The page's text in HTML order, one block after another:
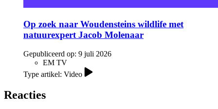
Op zoek naar Woudensteins wildlife met
natuurexpert Jacob Molenaar
Gepubliceerd op: 9 juli 2026
EM TV
Type artikel: Video
Reacties